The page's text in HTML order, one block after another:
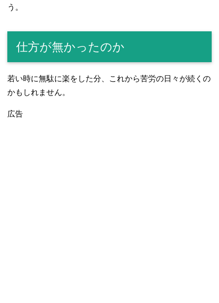
う。
仕方が無かったのか
若い時に無駄に楽をした分、これから苦労の日々が続くの
かもしれません。
広告